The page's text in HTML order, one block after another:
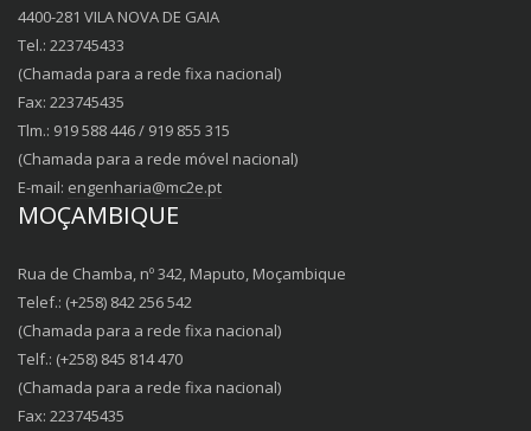
4400-281 VILA NOVA DE GAIA
Tel.: 223745433
(Chamada para a rede fixa nacional)
Fax: 223745435
Tlm.: 919 588 446 / 919 855 315
(Chamada para a rede móvel nacional)
E-mail: engenharia@mc2e.pt
MOÇAMBIQUE
Rua de Chamba, nº 342, Maputo, Moçambique
Telef.: (+258) 842 256 542
(Chamada para a rede fixa nacional)
Telf.: (+258) 845 814 470
(Chamada para a rede fixa nacional)
Fax: 223745435